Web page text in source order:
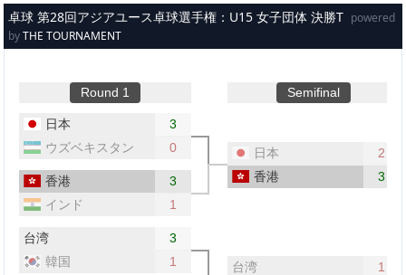
メインコンテンツへスキップ
卓球 第28回アジアユース卓球選手権：U15 女子団体 決勝T powered
byTHE TOURNAMENT
Round 1 Semifinal
日本
3
ウズベキスタン
0
香港
3
インド
1
台湾
3
韓国
1
日本
2
香港
3
台湾
1